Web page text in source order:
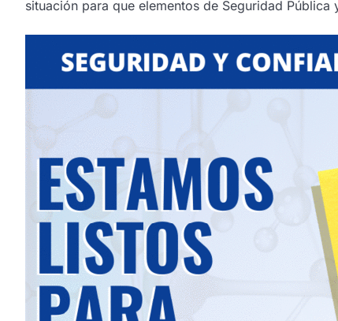
situación para que elementos de Seguridad